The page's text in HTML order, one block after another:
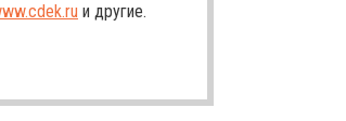
и другие.